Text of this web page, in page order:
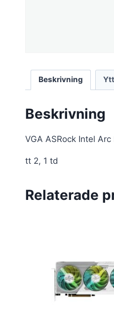
Beskrivning
Beskrivning
VGA ASRock Intel
tt 2, 1 td
Relaterade